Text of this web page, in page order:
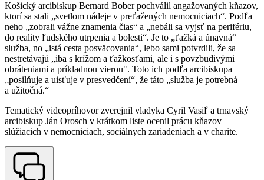
Košický arcibiskup Bernard Bober pochválil angažovaných kňazov,
ktorí sa stali „svetlom nádeje v preťažených nemocniciach“. Podľa
neho „zobrali vážne znamenia čias“ a „nebáli sa vyjsť na perifériu,
do reality ľudského utrpenia a bolesti“. Je to „ťažká a únavná“
služba, no „istá cesta posväcovania“, lebo sami potvrdili, že sa
nestretávajú „iba s krížom a ťažkosťami, ale i s povzbudivými
obráteniami a príkladnou vierou". Toto ich podľa arcibiskupa
„posilňuje a uisťuje v presvedčení“, že táto „služba je potrebná
a užitočná.“
Tematický videopríhovor zverejnil vladyka Cyril Vasiľ a trnavský
arcibiskup Ján Orosch v krátkom liste ocenil prácu kňazov
slúžiacich v nemocniciach, sociálnych zariadeniach a v charite.